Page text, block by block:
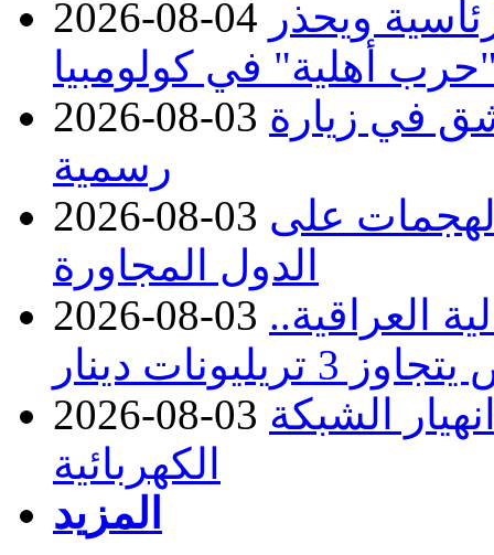
2026-08-04 ويحذر
أهلية" في كولومبيا
2026-08-03 في زيارة
رسمية
2026-08-03 على
الدول المجاورة
2026-08-03 العراقية..
2026-08-03 الشبكة
الكهربائية
المزيد